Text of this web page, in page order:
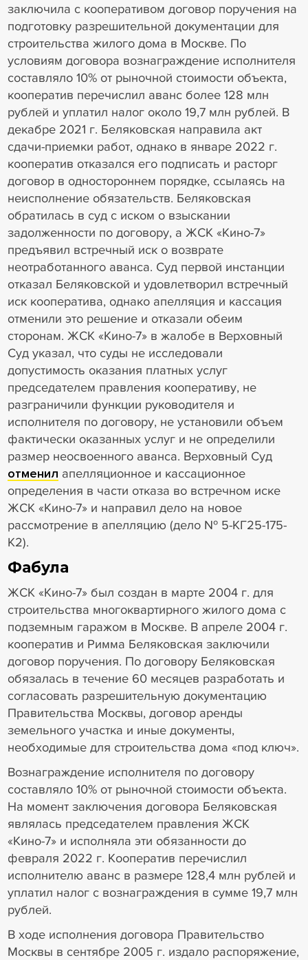
заключила с кооперативом договор поручения на
подготовку разрешительной документации для
строительства жилого дома в Москве. По
условиям договора вознаграждение исполнителя
составляло 10% от рыночной стоимости объекта,
кооператив перечислил аванс более 128 млн
рублей и уплатил налог около 19,7 млн рублей. В
декабре 2021 г. Беляковская направила акт
сдачи-приемки работ, однако в январе 2022 г.
кооператив отказался его подписать и расторг
договор в одностороннем порядке, ссылаясь на
неисполнение обязательств. Беляковская
обратилась в суд с иском о взыскании
задолженности по договору, а ЖСК «Кино-7»
предъявил встречный иск о возврате
неотработанного аванса. Суд первой инстанции
отказал Беляковской и удовлетворил встречный
иск кооператива, однако апелляция и кассация
отменили это решение и отказали обеим
сторонам. ЖСК «Кино-7» в жалобе в Верховный
Суд указал, что суды не исследовали
допустимость оказания платных услуг
председателем правления кооперативу, не
разграничили функции руководителя и
исполнителя по договору, не установили объем
фактически оказанных услуг и не определили
размер неосвоенного аванса. Верховный Суд
отменил апелляционное и кассационное
определения в части отказа во встречном иске
ЖСК «Кино-7» и направил дело на новое
рассмотрение в апелляцию (дело № 5-КГ25-175-
К2).
Фабула
ЖСК «Кино-7» был создан в марте 2004 г. для
строительства многоквартирного жилого дома с
подземным гаражом в Москве. В апреле 2004 г.
кооператив и Римма Беляковская заключили
договор поручения. По договору Беляковская
обязалась в течение 60 месяцев разработать и
согласовать разрешительную документацию
Правительства Москвы, договор аренды
земельного участка и иные документы,
необходимые для строительства дома «под ключ».
Вознаграждение исполнителя по договору
составляло 10% от рыночной стоимости объекта.
На момент заключения договора Беляковская
являлась председателем правления ЖСК
«Кино-7» и исполняла эти обязанности до
февраля 2022 г. Кооператив перечислил
исполнителю аванс в размере 128,4 млн рублей и
уплатил налог с вознаграждения в сумме 19,7 млн
рублей.
В ходе исполнения договора Правительство
Москвы в сентябре 2005 г. издало распоряжение,